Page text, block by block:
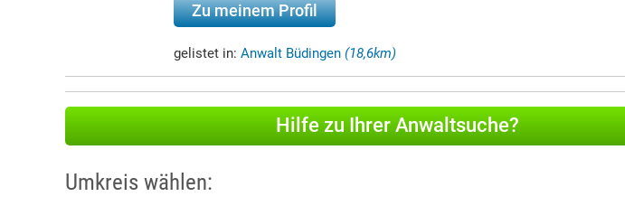
Zu meinem Profil
gelistet in: Anwalt Büdingen (18,6km)
Hilfe zu Ihrer Anwaltsuche?
Umkreis wählen: